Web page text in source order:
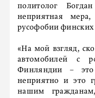
политолог
неприятная
русофобии финских
«На мой взгляд,
автомобилей с
Финляндии –
неприятно и это
нашим